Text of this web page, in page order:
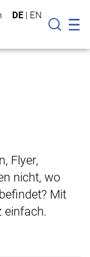
DE | EN
Suche
Flyer,
nicht, wo
Mit
einfach.